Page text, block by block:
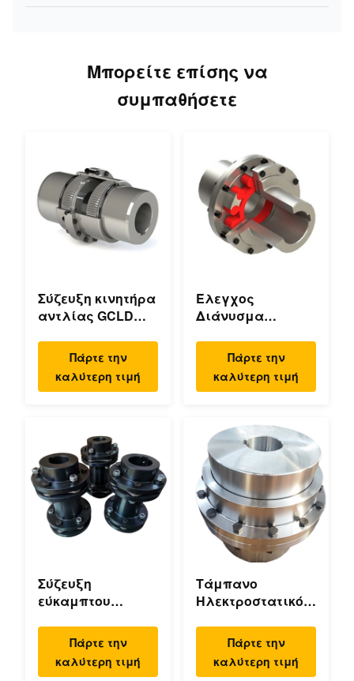
Μπορείτε επίσης να
συμπαθήσετε
Σύζευξη κινητήρα
αντλίας GCLD
αντλίας GCLD
Προσαρμοσμένη
συμπαγής
Πάρτε την
καλύτερη τιμή
Έλεγχος
Διάνυσμα
Μηχανικός
Διπλής Φλάντζας
Τροχιακά
Πάρτε την
καλύτερη τιμή
Σύζευξη
εύκαμπτου
μηδενικής τάσης,
διπλού δίσκου,
υψηλής
Πάρτε την
καλύτερη τιμή
Τάμπανο
Ηλεκτροστατικό
Ψεκασμού
Ευέλικτο Γεραίο
Υψηλή ακρίβεια
Πάρτε την
καλύτερη τιμή